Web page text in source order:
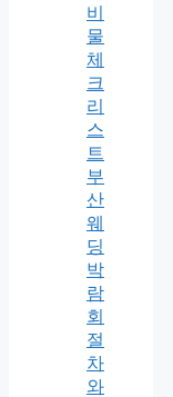
비
물
체
크
리
스
트
부
산
웨
딩
박
람
회
절
차
와